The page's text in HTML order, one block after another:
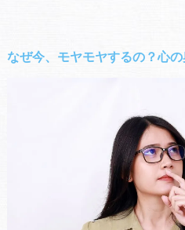
なぜ今、モヤモヤするの？心の